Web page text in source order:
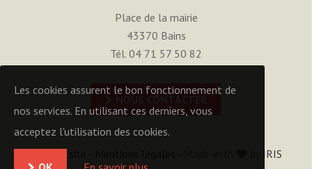
Place de la mairie
43370 Bains
Tél. 04 71 57 50 82
IRIS
Les cookies assurent le bon fonctionnement de
nos services. En utilisant ces derniers, vous
acceptez l'utilisation des cookies.